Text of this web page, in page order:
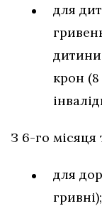
для
дитини
крон
З 6-го місяця
для
гривні);